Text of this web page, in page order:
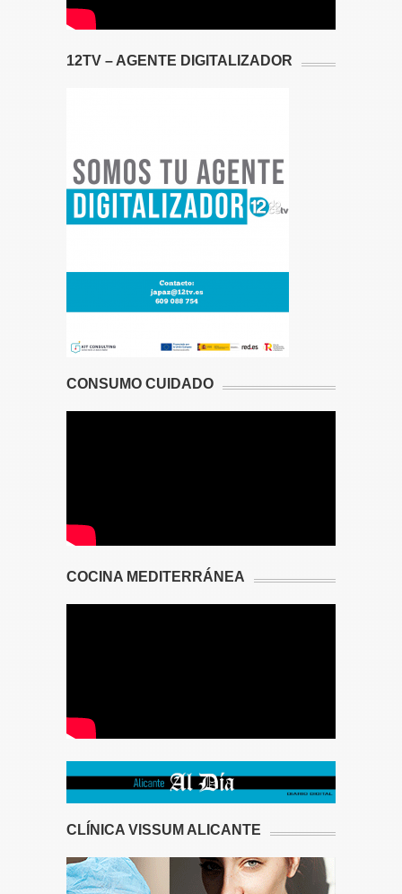
12TV – AGENTE DIGITALIZADOR
CONSUMO CUIDADO
COCINA MEDITERRÁNEA
CLÍNICA VISSUM ALICANTE